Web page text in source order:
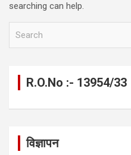
searching can help.
R.O.No :- 13954/33
विज्ञापन